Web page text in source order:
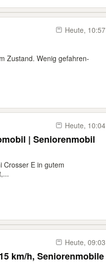
Heute, 10:57
Zustand. Wenig gefahren-
Heute, 10:04
| Seniorenmobil
Crosser E in gutem
Heute, 09:03
km/h, Seniorenmobile